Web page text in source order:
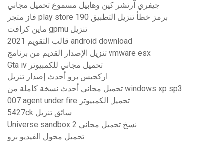
جيفري آرتشر كين وهابيل مسموع تحميل مجاني
فاز متجر play store برمز خطأ تنزيل التطبيق 190
ماين كرافت gpmu تنزيل
قالب التقويم 2021 android download
تنزيل الإصدار القديم من برنامج vmware esx
Gta iv تحميل مجاني للكمبيوتر
اركجيس برو أحدث إصدار تنزيل
تحميل مجاني أحدث نسخة كاملة من windows xp sp3
007 agent under fire تحميل الكمبيوتر
5427ck سائق تنزيل
Universe sandbox 2 نسخ تحميل مجاني
تحميل محول الفيديو برو